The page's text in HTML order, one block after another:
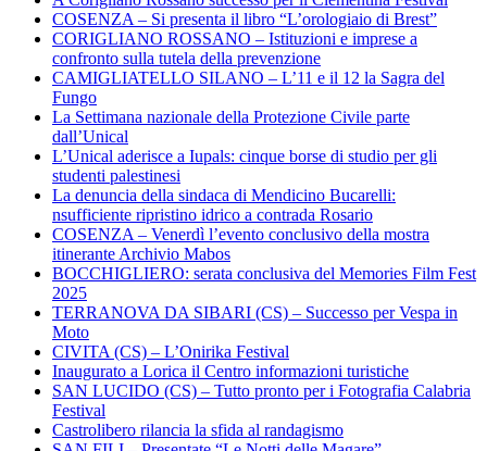
COSENZA – Si presenta il libro “L’orologiaio di Brest”
CORIGLIANO ROSSANO – Istituzioni e imprese a
confronto sulla tutela della prevenzione
CAMIGLIATELLO SILANO – L’11 e il 12 la Sagra del
Fungo
La Settimana nazionale della Protezione Civile parte
dall’Unical
L’Unical aderisce a Iupals: cinque borse di studio per gli
studenti palestinesi
La denuncia della sindaca di Mendicino Bucarelli:
nsufficiente ripristino idrico a contrada Rosario
COSENZA – Venerdì l’evento conclusivo della mostra
itinerante Archivio Mabos
BOCCHIGLIERO: serata conclusiva del Memories Film Fest
2025
TERRANOVA DA SIBARI (CS) – Successo per Vespa in
Moto
CIVITA (CS) – L’Onirika Festival
Inaugurato a Lorica il Centro informazioni turistiche
SAN LUCIDO (CS) – Tutto pronto per i Fotografia Calabria
Festival
Castrolibero rilancia la sfida al randagismo